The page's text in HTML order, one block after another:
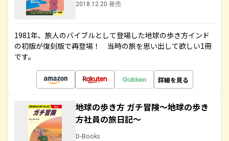
2018.12.20 発売
1981年、旅人のバイブルとして登場した地球の歩き方インド
の初版が復刻版で再登場！ 当時の旅を思い出して欲しい1冊
です。
詳細を見る
地球の歩き方 ガチ冒険～地球の歩き
方社員の旅日記～
D-Books